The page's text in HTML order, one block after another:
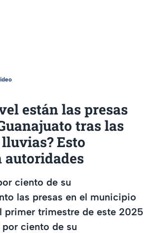
están las presas
tras las
Esto
autoridades
ciento de su
las presas en el municipio
primer trimestre de este 2025
por ciento de su